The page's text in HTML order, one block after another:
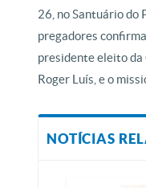
26, no Santuário do
pregadores
presidente eleito da
Roger Luís, e o
NOTÍCIAS